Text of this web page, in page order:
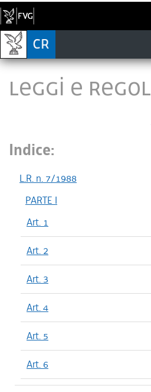
LEGGI E
Indice:
L.R. n. 7/1988
PARTE I
Art. 1
Art. 2
Art. 3
Art. 4
Art. 5
Art. 6